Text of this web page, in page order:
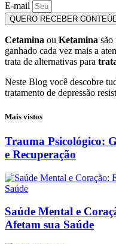
E-mail
QUERO RECEBER
Cetamina ou Ketamina são
ganhado cada vez mais a
trata de alternativas para
Neste Blog você descobre
tratamento de depressão
Mais vistos
Trauma Psicológico:
e Recuperação
Saúde Mental e
Afetam sua Saúde